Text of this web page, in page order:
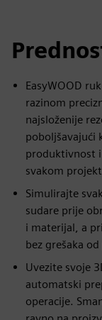
EasyWOOD
razinom
najsloženije
poboljšavajući
produktivnost
svakom
Simulirajte
sudare prije
i materijal, a
bez grešaka
Uvezite svoje
automatski
operacije.